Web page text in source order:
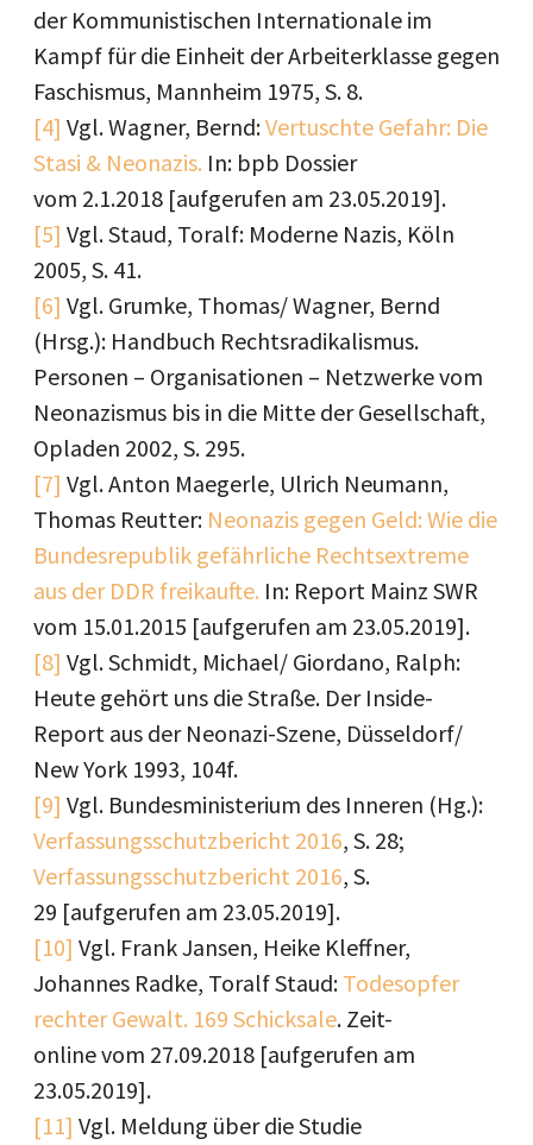
der Kommunistischen Internationale im
Kampf für die Einheit der Arbeiterklasse gegen
Faschismus, Mannheim 1975, S. 8.
[4] Vgl. Wagner, Bernd:Vertuschte Gefahr: Die
Stasi & Neonazis. In: bpb Dossier
vom 2.1.2018 [aufgerufen am 23.05.2019].
[5] Vgl. Staud, Toralf: Moderne Nazis, Köln
2005, S. 41.
[6] Vgl. Grumke, Thomas/ Wagner, Bernd
(Hrsg.): Handbuch Rechtsradikalismus.
Personen – Organisationen – Netzwerke vom
Neonazismus bis in die Mitte der Gesellschaft,
Opladen 2002, S. 295.
[7] Vgl. Anton Maegerle, Ulrich Neumann,
Thomas Reutter: Neonazis gegen Geld: Wie die
Bundesrepublik gefährliche Rechtsextreme
aus der DDR freikaufte. In: Report Mainz SWR
vom 15.01.2015 [aufgerufen am 23.05.2019].
[8] Vgl. Schmidt, Michael/ Giordano, Ralph:
Heute gehört uns die Straße. Der Inside-
Report aus der Neonazi-Szene, Düsseldorf/
New York 1993, 104f.
[9] Vgl. Bundesministerium des Inneren (Hg.):
Verfassungsschutzbericht 2016, S. 28;
Verfassungsschutzbericht 2016, S.
29 [aufgerufen am 23.05.2019].
[10] Vgl. Frank Jansen, Heike Kleffner,
Johannes Radke, Toralf Staud: Todesopfer
rechter Gewalt. 169 Schicksale. Zeit-
online vom 27.09.2018 [aufgerufen am
23.05.2019].
[11] Vgl. Meldung über die Studie